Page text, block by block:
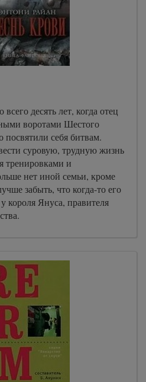
десять лет, когда отец
воротами Шестого
себя битвам.
суровую, трудную жизнь
тренировками и
нет иной семьи, кроме
забыть, что когда-то его
короля Януса, правителя